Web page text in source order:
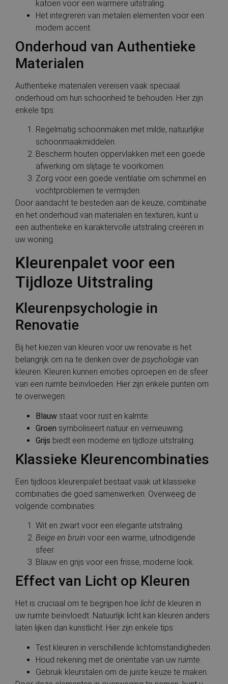
katoen voor een warmere uitstraling.
Het integreren van metalen elementen voor een
modern accent.
Onderhoud van Authentieke
Materialen
Authentieke materialen vereisen vaak speciaal
onderhoud om hun schoonheid te behouden. Hier zijn
enkele tips:
Regelmatig schoonmaken met milde, natuurlijke
schoonmaakmiddelen.
Bescherm houten oppervlakken met een goede
afwerking om slijtage te voorkomen.
Zorg voor een goede ventilatie om schimmel en
vochtproblemen te vermijden.
Door aandacht te besteden aan de keuze, combinatie
en het onderhoud van materialen en texturen, kunt u
een authentieke en karaktervolle uitstraling creëren in
uw woning.
Kleurenpalet voor een
Tijdloze Uitstraling
Kleurenpsychologie in
Renovatie
Bij het kiezen van kleuren voor uw renovatie is het
belangrijk om na te denken over de psychologie van
kleuren. Kleuren kunnen emoties oproepen en de sfeer
van een ruimte beïnvloeden. Hier zijn enkele punten om
te overwegen:
Blauw staat voor rust en kalmte.
Groen symboliseert natuur en vernieuwing.
Grijs biedt een moderne en tijdloze uitstraling.
Klassieke Kleurencombinaties
Een tijdloos kleurenpalet bestaat vaak uit klassieke
combinaties die goed samenwerken. Overweeg de
volgende combinaties:
Wit en zwart voor een elegante uitstraling.
Beige en bruin voor een warme, uitnodigende
sfeer.
Blauw en grijs voor een frisse, moderne look.
Effect van Licht op Kleuren
Het is cruciaal om te begrijpen hoe licht de kleuren in
uw ruimte beïnvloedt. Natuurlijk licht kan kleuren anders
laten lijken dan kunstlicht. Hier zijn enkele tips:
Test kleuren in verschillende lichtomstandigheden.
Houd rekening met de oriëntatie van uw ruimte.
Gebruik kleurstalen om de juiste keuze te maken.